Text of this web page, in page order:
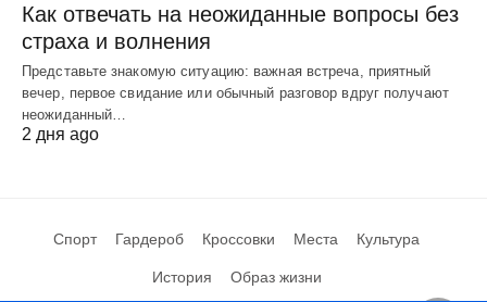
Как отвечать на неожиданные вопросы без
страха и волнения
Представьте знакомую ситуацию: важная встреча, приятный
вечер, первое свидание или обычный разговор вдруг получают
неожиданный…
2 дня ago
Спорт Гардероб Кроссовки Места Культура
История Образ жизни